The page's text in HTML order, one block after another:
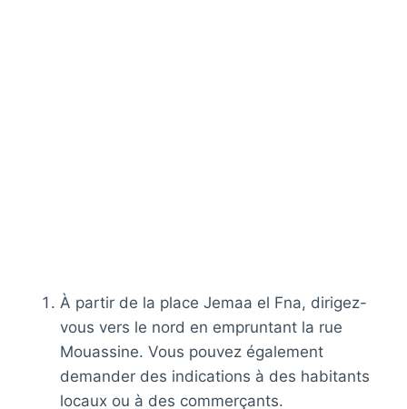
À partir de la place Jemaa el Fna, dirigez-
vous vers le nord en empruntant la rue
Mouassine. Vous pouvez également
demander des indications à des habitants
locaux ou à des commerçants.